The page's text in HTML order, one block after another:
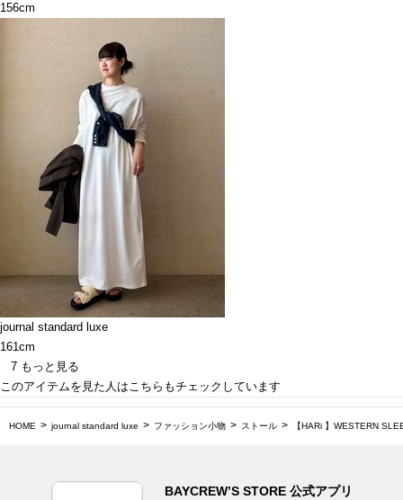
156cm
journal standard luxe
161cm
7 もっと見る
このアイテムを見た人はこちらもチェックしています
HOME journal standard luxe ファッション小物 ストール 【HARi 】WESTERN
BAYCREW’S STORE 公式アプリ